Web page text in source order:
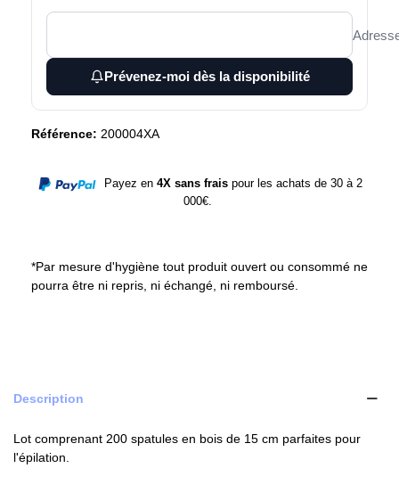
Prévenez-moi dès la disponibilité
Référence: 200004XA
Payez en 4X sans fraispour les achats de 30 à 2
000€.
*Par mesure d'hygiène tout produit ouvert ou consommé ne
pourra être ni repris, ni échangé, ni remboursé.
Description
Lot comprenant 200 spatules en bois de 15 cm parfaites pour
l'épilation.